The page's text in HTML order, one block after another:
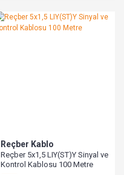
Reçber Kablo
Reçber 5x1,5 LIY(ST)Y Sinyal ve
Kontrol Kablosu 100 Metre